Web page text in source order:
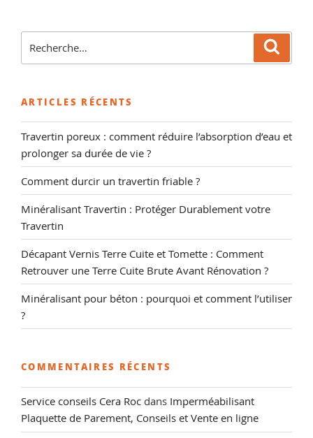
de
terre
cuite »
pour
ARTICLES RÉCENTS
Travertin poreux : comment réduire l’absorption d’eau et
prolonger sa durée de vie ?
Comment durcir un travertin friable ?
Minéralisant Travertin : Protéger Durablement votre
Travertin
Décapant Vernis Terre Cuite et Tomette : Comment
Retrouver une Terre Cuite Brute Avant Rénovation ?
Minéralisant pour béton : pourquoi et comment l’utiliser
?
COMMENTAIRES RÉCENTS
Service conseils Cera Roc dans Imperméabilisant
Plaquette de Parement, Conseils et Vente en ligne